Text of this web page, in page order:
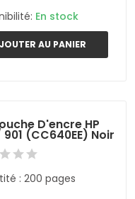
En stock
AU PANIER
D'encre HP
(CC640EE) Noir
: 200 pages